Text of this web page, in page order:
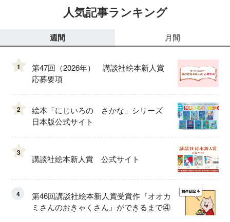
人気記事ランキング
週間 月間
1
第47回（2026年） 講談社絵本新人賞
応募要項
2
絵本「にじいろの さかな」シリーズ
日本版公式サイト
3
講談社絵本新人賞 公式サイト
4
第46回講談社絵本新人賞受賞作『オオカ
ミさんのおきゃくさん』ができるまで④